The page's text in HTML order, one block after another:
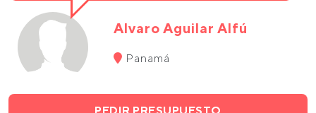
Alvaro Aguilar Alfú
Panamá